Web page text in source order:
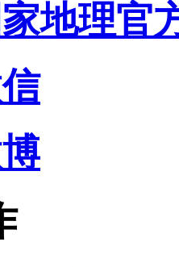
地理官